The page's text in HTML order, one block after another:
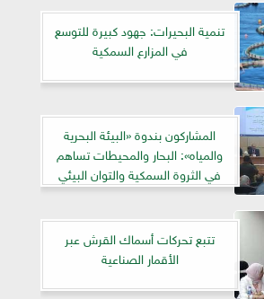
تنمية البحيرات: جهود كبيرة للتوسع
في المزارع السمكية
المشاركون بندوة «البيئة البحرية
والمياه»: البحار والمحيطات تساهم
في الثروة السمكية والتوان البيئي
تتبع تحركات أسماك القرش عبر
الأقمار الصناعية